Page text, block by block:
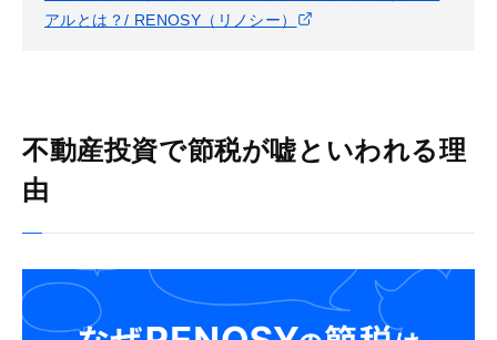
アルとは？/ RENOSY（リノシー）
不動産投資で節税が嘘といわれる理
由